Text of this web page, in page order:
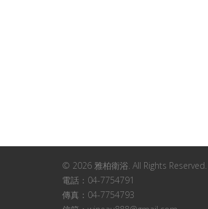
© 2026 雅柏衛浴. All Rights Reserved.
電話：04-7754791
傳真：04-7754793